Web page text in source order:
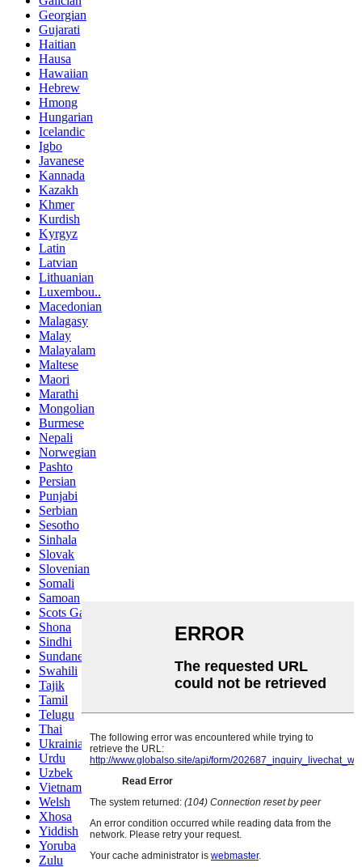
Georgian
Gujarati
Haitian
Hausa
Hawaiian
Hebrew
Hmong
Hungarian
Icelandic
Igbo
Javanese
Kannada
Kazakh
Khmer
Kurdish
Kyrgyz
Latin
Latvian
Lithuanian
Luxembou..
Macedonian
Malagasy
Malay
Malayalam
Maltese
Maori
Marathi
Mongolian
Burmese
Nepali
Norwegian
Pashto
Persian
Punjabi
Serbian
Sesotho
Sinhala
Slovak
Slovenian
Somali
Samoan
Scots Gaelic
Shona
Sindhi
Sundanese
Swahili
Tajik
Tamil
Telugu
Thai
Ukrainian
Urdu
Uzbek
Vietnamese
Welsh
Xhosa
Yiddish
Yoruba
Zulu